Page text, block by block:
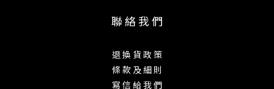
聯 絡 我 們
退 換 貨 政 策
條 款 及 細 則
寫 信 給 我 們